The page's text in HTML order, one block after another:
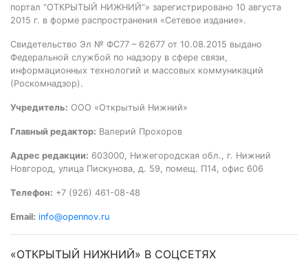
портал “ОТКРЫТЫЙ НИЖНИЙ”» зарегистрировано 10 августа
2015 г. в форме распространения «Сетевое издание».
Свидетельство Эл № ФС77 – 62677 от 10.08.2015 выдано
Федеральной службой по надзору в сфере связи,
информационных технологий и массовых коммуникаций
(Роскомнадзор).
Учредитель: ООО «Открытый Нижний»
Главный редактор: Валерий Прохоров
Адрес редакции: 603000, Нижегородская обл., г. Нижний
Новгород, улица Пискунова, д. 59, помещ. П14, офис 606
Телефон: +7 (926) 461-08-48
Email: info@opennov.ru
«ОТКРЫТЫЙ НИЖНИЙ» В СОЦСЕТЯХ